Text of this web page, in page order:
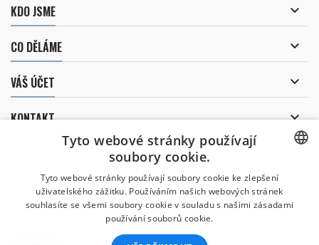
KDO JSME 
CO DĚLÁME 
VÁŠ ÚČET 
KONTAKT 
ODBĚR NOVINEK
Uděluji souhlas se
zpracováním osobních údajů.
CZECH
Tyto webové stránky používají
soubory cookie.
Tyto webové stránky používají soubory cookie ke zlepšení
uživatelského zážitku. Používáním našich webových stránek
souhlasíte se všemi soubory cookie v souladu s našimi zásadami
používání souborů cookie.